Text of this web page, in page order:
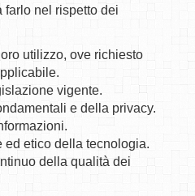
farlo nel rispetto dei
utilizzo, ove richiesto
vigente.
e della privacy.
ed etico della tecnologia.
della qualità dei